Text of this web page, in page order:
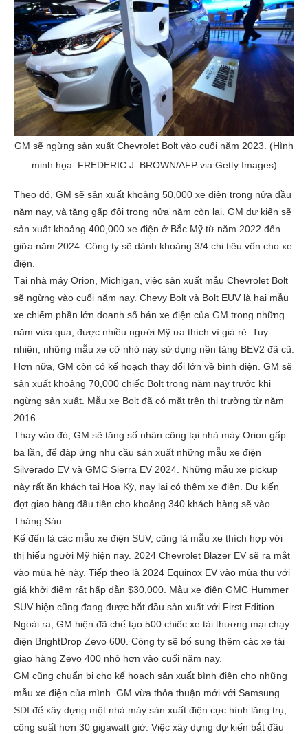
GM sẽ ngừng sản xuất Chevrolet Bolt vào cuối năm 2023. (Hình
minh họa: FREDERIC J. BROWN/AFP via Getty Images)
Theo đó, GM sẽ sản xuất khoảng 50,000 xe điện trong nửa đầu
năm nay, và tăng gấp đôi trong nửa năm còn lại. GM dự kiến sẽ
sản xuất khoảng 400,000 xe điện ở Bắc Mỹ từ năm 2022 đến
giữa năm 2024. Công ty sẽ dành khoảng 3/4 chi tiêu vốn cho xe
điện.
Tại nhà máy Orion, Michigan, việc sản xuất mẫu Chevrolet Bolt
sẽ ngừng vào cuối năm nay. Chevy Bolt và Bolt EUV là hai mẫu
xe chiếm phần lớn doanh số bán xe điện của GM trong những
năm vừa qua, được nhiều người Mỹ ưa thích vì giá rẻ. Tuy
nhiên, những mẫu xe cỡ nhỏ này sử dụng nền tảng BEV2 đã cũ.
Hơn nữa, GM còn có kế hoạch thay đổi lớn về bình điện. GM sẽ
sản xuất khoảng 70,000 chiếc Bolt trong năm nay trước khi
ngừng sản xuất. Mẫu xe Bolt đã có mặt trên thị trường từ năm
2016.
Thay vào đó, GM sẽ tăng số nhân công tại nhà máy Orion gấp
ba lần, để đáp ứng nhu cầu sản xuất những mẫu xe điện
Silverado EV và GMC Sierra EV 2024. Những mẫu xe pickup
này rất ăn khách tại Hoa Kỳ, nay lại có thêm xe điện. Dự kiến
đợt giao hàng đầu tiên cho khoảng 340 khách hàng sẽ vào
Tháng Sáu.
Kế đến là các mẫu xe điện SUV, cũng là mẫu xe thích hợp với
thị hiếu người Mỹ hiện nay. 2024 Chevrolet Blazer EV sẽ ra mắt
vào mùa hè này. Tiếp theo là 2024 Equinox EV vào mùa thu với
giá khởi điểm rất hấp dẫn $30,000. Mẫu xe điện GMC Hummer
SUV hiện cũng đang được bắt đầu sản xuất với First Edition.
Ngoài ra, GM hiện đã chế tạo 500 chiếc xe tải thương mại chạy
điện BrightDrop Zevo 600. Công ty sẽ bổ sung thêm các xe tải
giao hàng Zevo 400 nhỏ hơn vào cuối năm nay.
GM cũng chuẩn bị cho kế hoạch sản xuất bình điện cho những
mẫu xe điện của mình. GM vừa thỏa thuận mới với Samsung
SDI để xây dựng một nhà máy sản xuất điện cực hình lăng trụ,
công suất hơn 30 gigawatt giờ. Việc xây dựng dự kiến bắt đầu